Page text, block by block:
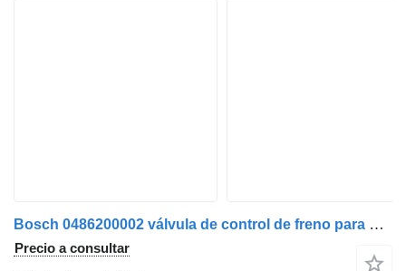
Bosch 0486200002 válvula de control de freno para Scania 144 cabeza tractora
Precio a consultar